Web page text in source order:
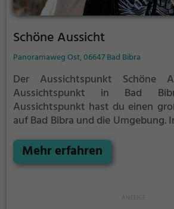
Schöne Aussicht
Panoramaweg Ost, 06647 Bad Bibra
Der Aussichtspunkt Schöne
Aussichtspunkt in Bad
Aussichtspunkt hast du einen
auf Bad Bibra und die Umgebung.
Ausflugsziel für
oder zum Picknicken und lockt
Mehr erfahren